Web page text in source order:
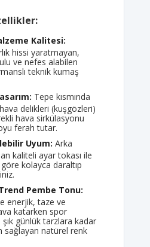
Kalitesi:
hissi yaratmayan,
ve nefes alabilen
teknik kumaş
Tepe kısmında
delikleri (kuşgözleri)
hava sirkülasyonu
ferah tutar.
Uyum: Arka
kaliteli ayar tokası ile
kolayca daraltıp
Pembe Tonu:
enerjik, taze ve
katarken spor
günlük tarzlara kadar
sağlayan natürel renk